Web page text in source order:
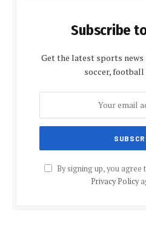
Subscribe
Get the latest sports
soccer, football
By signing up, you
Privacy Policy